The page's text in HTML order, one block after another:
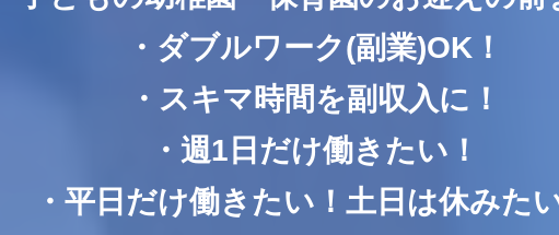
・ダブルワーク(副業)OK！
・スキマ時間を副収入に！
・週1日だけ働きたい！
・平日だけ働きたい！土日は休みた